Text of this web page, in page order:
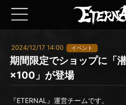
2024/12/17 14:00 イベント
期間限定でショップに「
×100」が登場
『ETERNAL』運営チームです。